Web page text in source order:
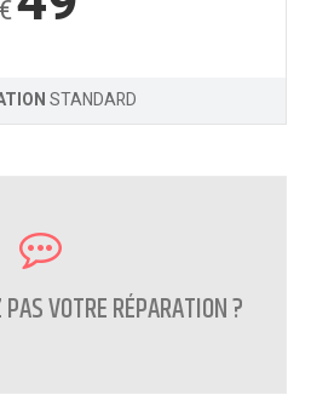
€
STANDARD
VOTRE RÉPARATION ?
NOUS